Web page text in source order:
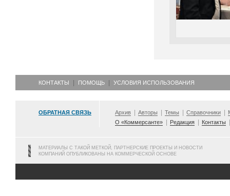
КОНТАКТЫ ПОМОЩЬ УСЛОВИЯ ИСПОЛЬЗОВАНИЯ
ОБРАТНАЯ СВЯЗЬ Архив Авторы Темы Справочники
О «Коммерсанте»
Редакция Контакты
МАТЕРИАЛЫ С ТАКОЙ МЕТКОЙ, ПАРТНЕРСКИЕ ПРОЕКТЫ И НОВОСТИ
КОМПАНИЙ ОПУБЛИКОВАНЫ НА КОММЕРЧЕСКОЙ ОСНОВЕ